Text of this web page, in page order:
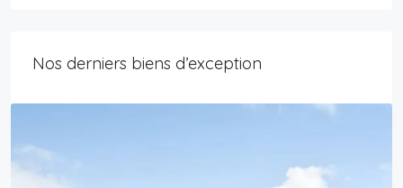
Nos derniers biens d’exception